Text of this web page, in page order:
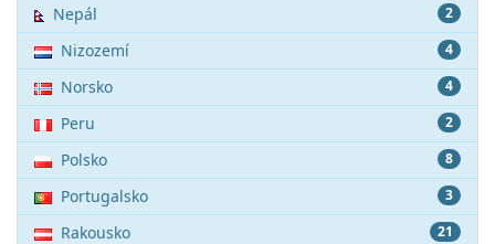
2
Nepál
4
Nizozemí
4
Norsko
2
Peru
8
Polsko
3
Portugalsko
21
Rakousko